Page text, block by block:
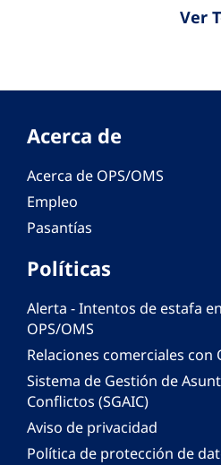
Ver
Acerca de
Acerca de OPS/OMS
Empleo
Pasantías
Políticas
Alerta - Intentos de estafa
OPS/OMS
Relaciones comerciales con
Sistema de Gestión de
Conflictos (SGAIC)
Aviso de privacidad
Política de protección de